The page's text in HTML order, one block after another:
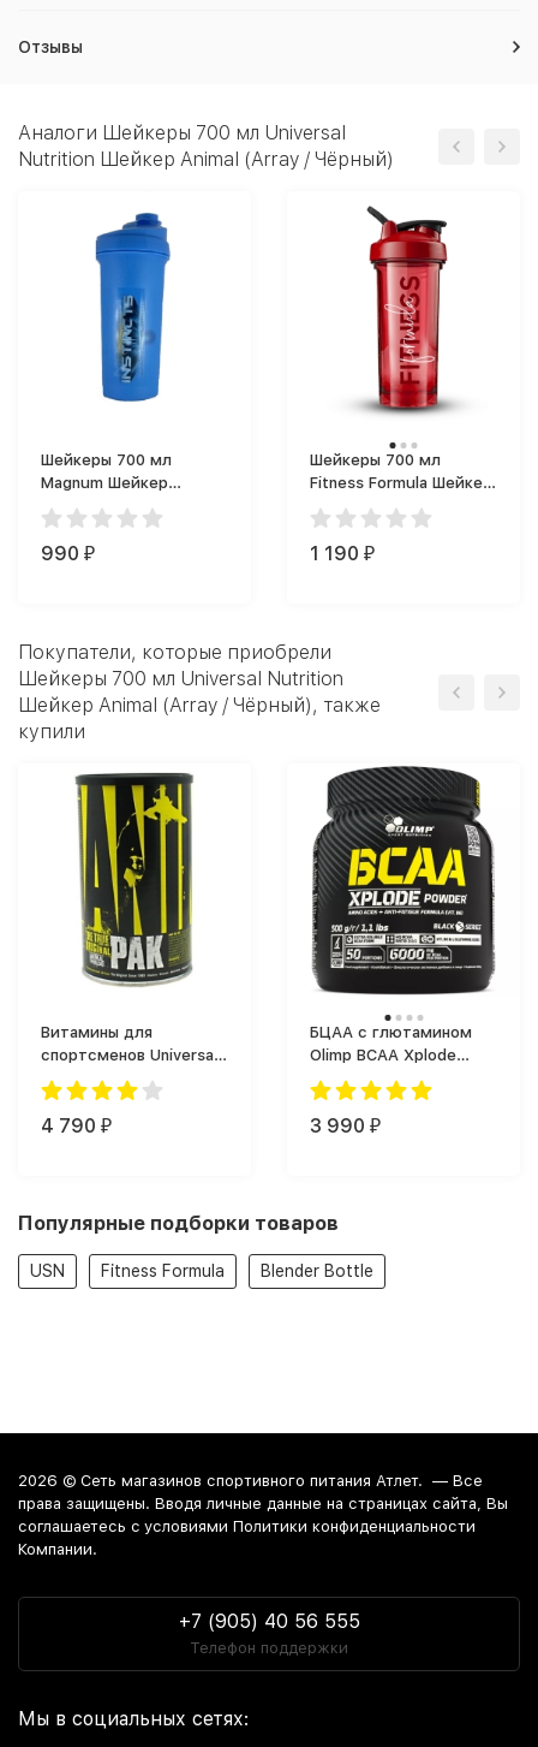
Отзывы
Аналоги Шейкеры 700 мл Universal
Nutrition Шейкер Animal (Array / Чёрный)
Шейкеры 700 мл
Magnum Шейкер
MAGNUM (700 мл)
990 ₽
Шейкеры 700 мл
Fitness Formula Шейкер
из поликарбоната (700
мл)
1 190 ₽
Покупатели, которые приобрели
Шейкеры 700 мл Universal Nutrition
Шейкер Animal (Array / Чёрный), также
купили
Витамины для
спортсменов Universal
Nutrition Animal Pak (44
таб.)
4 790 ₽
БЦАА с глютамином
Olimp BCAA Xplode
спортпит (500 г)
3 990 ₽
Популярные подборки товаров
USN Fitness Formula Blender Bottle
2026 © Сеть магазинов спортивного питания Атлет. — Все
права защищены. Вводя личные данные на страницах сайта, Вы
соглашаетесь c условиями Политики конфиденциальности
Компании.
+7 (905) 40 56 555
Телефон поддержки
Мы в социальных сетях: